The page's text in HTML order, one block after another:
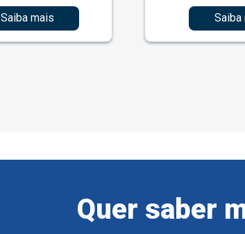
Saiba mais Saiba
Quer saber